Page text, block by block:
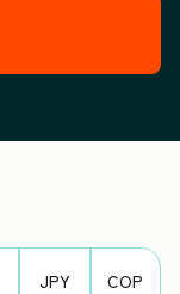
JPY
COP